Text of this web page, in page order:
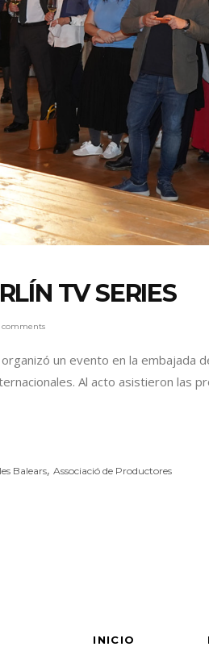
TV SERIES
comments
un evento en la
Al acto asistieron las
Balears, Associació de Productores
INICIO